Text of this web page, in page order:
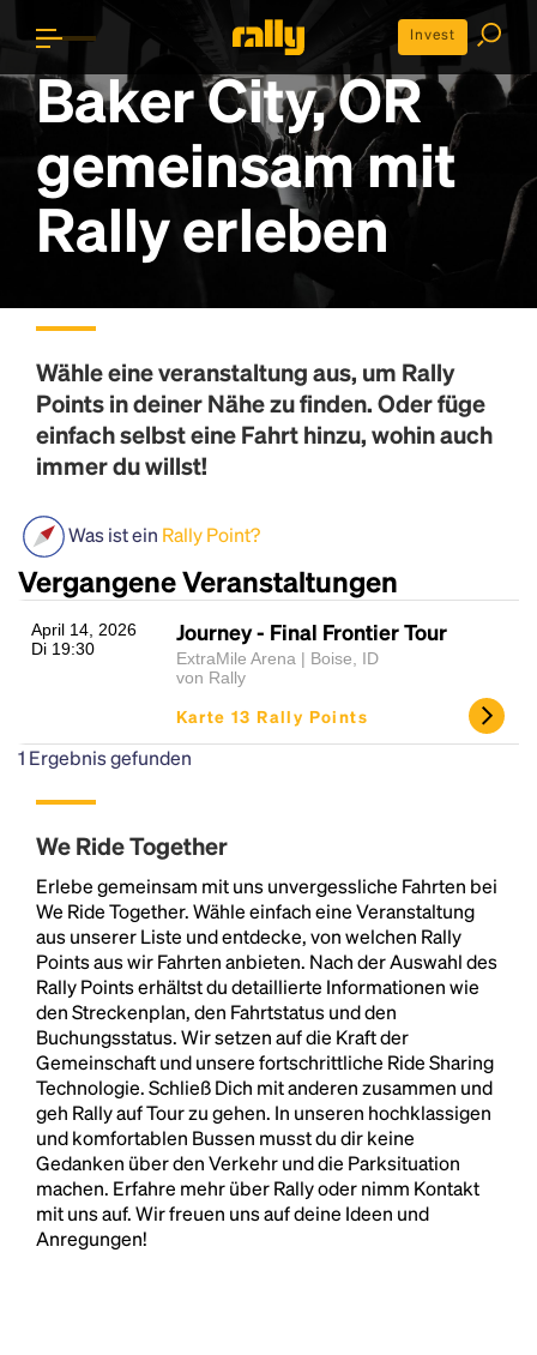
Invest
Baker City, OR
gemeinsam mit
Rally erleben
Wähle eine veranstaltung aus, um Rally
Pointsin deiner Nähe zu finden. Oder füge
einfach selbst eine Fahrt hinzu, wohin auch
immer du willst!
Was ist ein Rally Point?
Vergangene Veranstaltungen
April 14, 2026
Di 19:30
Journey - Final Frontier Tour
ExtraMile Arena | Boise, ID
von Rally
Karte 13 Rally Points
1 Ergebnis gefunden
We Ride Together
Erlebe gemeinsam mit uns unvergessliche Fahrten bei
We Ride Together. Wähle einfach eine Veranstaltung
aus unserer Liste und entdecke, von welchen Rally
Points aus wir Fahrten anbieten. Nach der Auswahl des
Rally Points erhältst du detaillierte Informationen wie
den Streckenplan, den Fahrtstatus und den
Buchungsstatus. Wir setzen auf die Kraft der
Gemeinschaft und unsere fortschrittliche Ride Sharing
Technologie. Schließ Dich mit anderen zusammen und
geh Rally auf Tour zu gehen. In unseren hochklassigen
und komfortablen Bussen musst du dir keine
Gedanken über den Verkehr und die Parksituation
machen. Erfahre mehr über Rally oder nimm Kontakt
mit uns auf. Wir freuen uns auf deine Ideen und
Anregungen!
Lorem Ipsum is simply dummy text of the printing
and typesetting industry.Lorem Ipsum has been the
industry's standarddummy text ever since the
1500s, when an unknown printer took a galley of
type and scrambled it to make a type specimen
book. It has survived not only five centuries, but also
the leap into electronic typesetting, remaining
essentially unchanged.